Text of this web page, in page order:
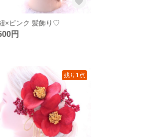
×ピンク 髪飾り♡
円
残り1点